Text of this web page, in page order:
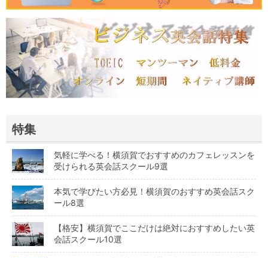
特集
気軽に学べる！横須賀でおすすめのカフェレッスンを
受けられる英会話スクール9選
本気で学びたい方必見！横須賀のおすすめ英会話スク
ール8選
【格安】横須賀でここだけは絶対におすすめしたい英
会話スクール10選